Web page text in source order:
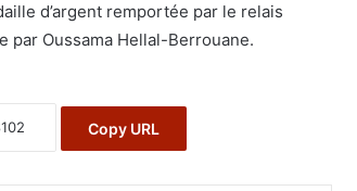
d’argent remportée par le relais
par Oussama Hellal-Berrouane.
Copy URL